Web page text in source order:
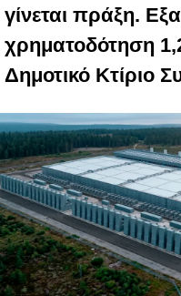
γίνεται πράξη.
χρηματοδότηση
Δημοτικό Κτίριο